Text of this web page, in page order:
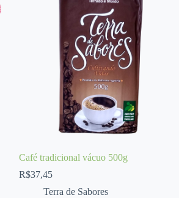
Café tradicional vácuo 500g
R$37,45
Terra de Sabores